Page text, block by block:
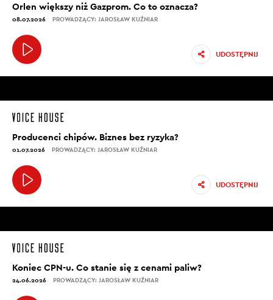
Orlen większy niż Gazprom. Co to oznacza?
08.07.2026 PROWADZĄCY: JAROSŁAW KUŹNIAR
UDOSTĘPNIJ
Producenci chipów. Biznes bez ryzyka?
01.07.2026 PROWADZĄCY: JAROSŁAW KUŹNIAR
UDOSTĘPNIJ
Koniec CPN-u. Co stanie się z cenami paliw?
24.06.2026 PROWADZĄCY: JAROSŁAW KUŹNIAR